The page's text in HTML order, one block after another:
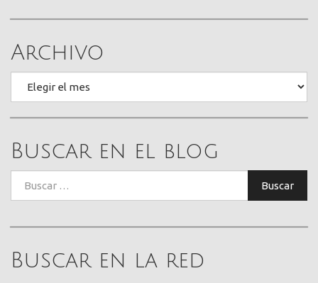
Archivo
Buscar en el blog
Buscar
Buscar en la red